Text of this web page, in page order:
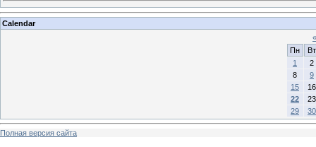
Calendar
«
Пн
Вт
1
2
8
9
15
16
22
23
29
30
Полная версия сайта